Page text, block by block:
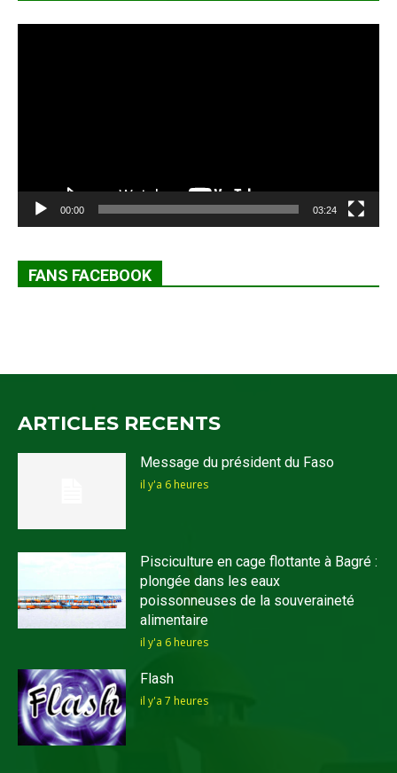
00:00 03:24
FANS FACEBOOK
ARTICLES RECENTS
Message du président du Faso
il y'a 6 heures
Pisciculture en cage flottante à Bagré :
plongée dans les eaux
poissonneuses de la souveraineté
alimentaire
il y'a 6 heures
Flash
il y'a 7 heures